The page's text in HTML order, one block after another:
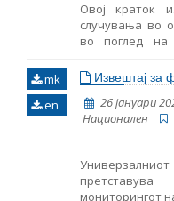
Овој краток
случувања во
во поглед на
Северна
декември
резултатите
пристапување
поврзани со
основни права.
mk
en
Извештај за
26 јануари
Национален
мониторингот